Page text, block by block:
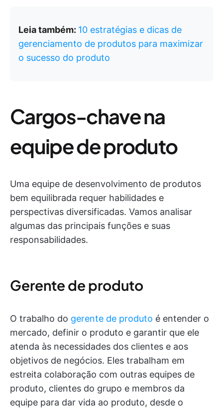
Leia também: 10 estratégias e dicas de
gerenciamento de produtos para maximizar
o sucesso do produto
Cargos-chave na
equipe de produto
Uma equipe de desenvolvimento de produtos
bem equilibrada requer habilidades e
perspectivas diversificadas. Vamos analisar
algumas das principais funções e suas
responsabilidades.
Gerente de produto
O trabalho do gerente de produto é entender o
mercado, definir o produto e garantir que ele
atenda às necessidades dos clientes e aos
objetivos de negócios. Eles trabalham em
estreita colaboração com outras equipes de
produto, clientes do grupo e membros da
equipe para dar vida ao produto, desde o